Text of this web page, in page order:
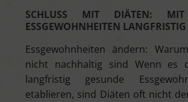
SCHLUSS MIT DIÄTEN: MIT
ESSGEWOHNHEITEN
Essgewohnheiten ändern:
nicht nachhaltig sind Wenn es
langfristig gesunde
etablieren, sind Diäten oft nicht